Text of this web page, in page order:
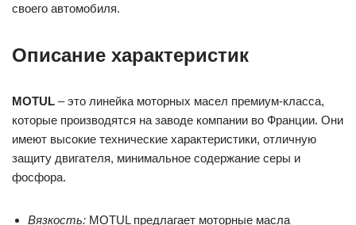
своего автомобиля.
Описание характеристик
MOTUL – это линейка моторных масел премиум-класса,
которые производятся на заводе компании во Франции. Они
имеют высокие технические характеристики, отличную
защиту двигателя, минимальное содержание серы и
фосфора.
Вязкость: MOTUL предлагает моторные масла